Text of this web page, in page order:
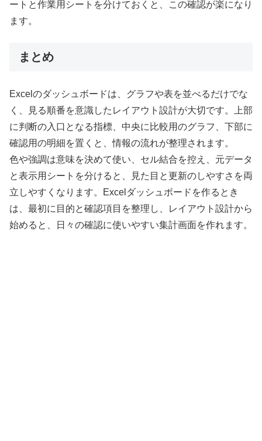
ートと作業用シートを分けておくと、この確認が楽になり
ます。
まとめ
Excelのダッシュボードは、グラフや表を並べるだけでな
く、見る順番を意識したレイアウト設計が大切です。上部
に判断の入口となる指標、中央に比較用のグラフ、下部に
確認用の明細を置くと、情報の流れが整理されます。
色や強調は意味を決めて使い、セル結合を控え、元データ
と表示用シートを分けると、見た目と更新のしやすさを両
立しやすくなります。Excelダッシュボードを作るとき
は、最初に目的と確認項目を整理し、レイアウト設計から
始めると、日々の確認に使いやすい集計画面を作れます。